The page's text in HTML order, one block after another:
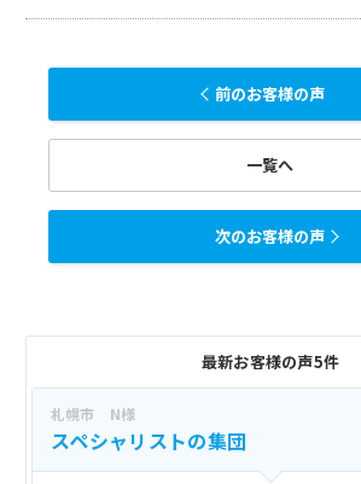
前のお客様の声
一覧へ
次のお客様の声
最新お客様の声5件
札幌市 N様
スペシャリストの集団